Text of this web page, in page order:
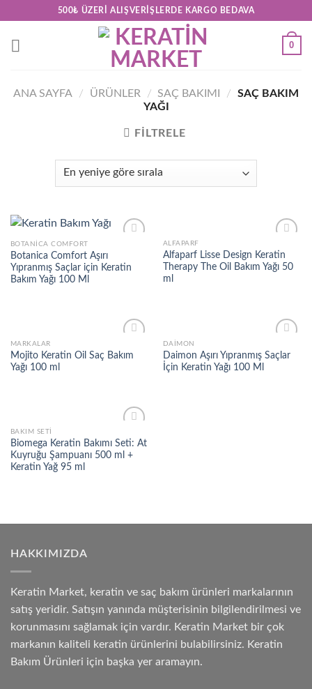
content
500₺ ÜZERI ALIŞVERIŞLERDE KARGO BEDAVA
0
ANA SAYFA / ÜRÜNLER / SAÇ BAKIMI /
SAÇ BAKIM
YAĞI
FILTRELE
BOTANICA COMFORT
Botanica Comfort Aşırı
Yıpranmış Saçlar için Keratin
Bakım Yağı 100 Ml
Add to
wishlist
ALFAPARF
Alfaparf Lisse Design Keratin
Therapy The Oil Bakım Yağı 50
ml
Add to
wishlist
MARKALAR
Mojito Keratin Oil Saç Bakım
Yağı 100 ml
Add to
wishlist
DAIMON
Daimon Aşırı Yıpranmış Saçlar
İçin Keratin Yağı 100 Ml
Add to
wishlist
BAKIM SETI
Biomega Keratin Bakımı Seti: At
Kuyruğu Şampuanı 500 ml +
Keratin Yağ 95 ml
HAKKIMIZDA
Keratin Market, keratin ve saç bakım ürünleri markalarının
satış yeridir. Satışın yanında müşterisinin bilgilendirilmesi ve
korunmasını sağlamak için vardır. Keratin Market bir çok
markanın kaliteli keratin ürünlerini bulabilirsiniz. Keratin
Bakım Ürünleri için başka yer aramayın.